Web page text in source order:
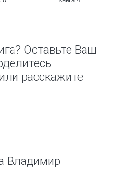
Оставьте Ваш
расскажите
Владимир